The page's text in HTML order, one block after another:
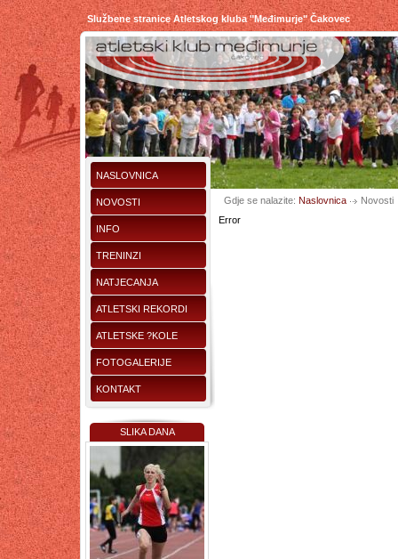
Službene stranice Atletskog kluba "Međimurje" Čakovec
NASLOVNICA
NOVOSTI
INFO
TRENINZI
NATJECANJA
ATLETSKI REKORDI
ATLETSKE ?KOLE
FOTOGALERIJE
KONTAKT
SLIKA DANA
Gdje se nalazite: Naslovnica
Novosti
Error